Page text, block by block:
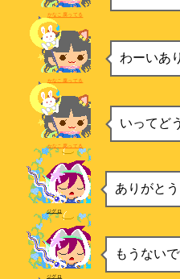
かなこ腐ってる
わーいあ
かなこ腐ってる
いってど
かなこ腐ってる
ありがと
ジグロ
もうない
ジグロ